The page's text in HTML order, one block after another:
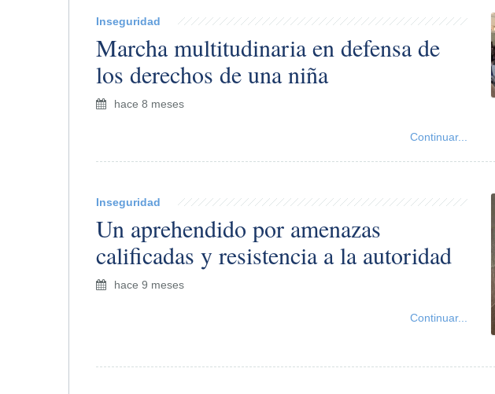
Inseguridad
​Marcha multitudinaria en defensa de
los derechos de una niña
hace 8 meses
Continuar...
Inseguridad
​Un aprehendido por amenazas
calificadas y resistencia a la autoridad
hace 9 meses
Continuar...